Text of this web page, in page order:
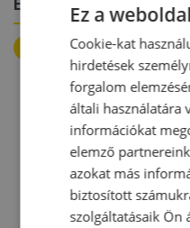
Ezeket rendelik sokan
Ez a
Cookie-kat
hirdetések
forgalom
általi használatára
információkat
elemző
azokat más
biztosított
szolgáltatásaik Ön